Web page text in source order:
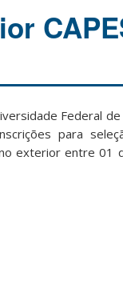
Federal
para
exterior entre 01